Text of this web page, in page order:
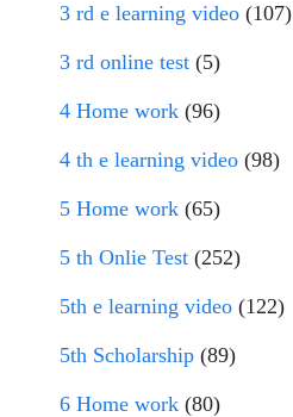
3 rd e learning video (107)
3 rd online test (5)
4 Home work (96)
4 th e learning video (98)
5 Home work (65)
5 th Onlie Test (252)
5th e learning video (122)
5th Scholarship (89)
6 Home work (80)